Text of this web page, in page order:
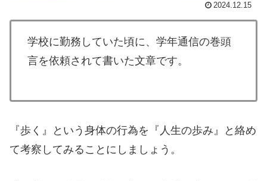
2024.12.15
学校に勤務していた頃に、学年通信の巻頭
言を依頼されて書いた文章です。
『歩く』という身体の行為を『人生の歩み』と絡め
て考察してみることにしましょう。